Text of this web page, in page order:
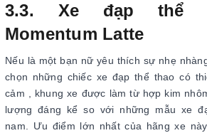
3.3. Xe đạp thể
Momentum Latte
Nếu là một bạn nữ yêu thích sự nhẹ
chọn những chiếc xe đạp thể thao có
cảm , khung xe được làm từ hợp kim
lượng đáng kể so với những mẫu xe
nam. Ưu điểm lớn nhất của hãng xe